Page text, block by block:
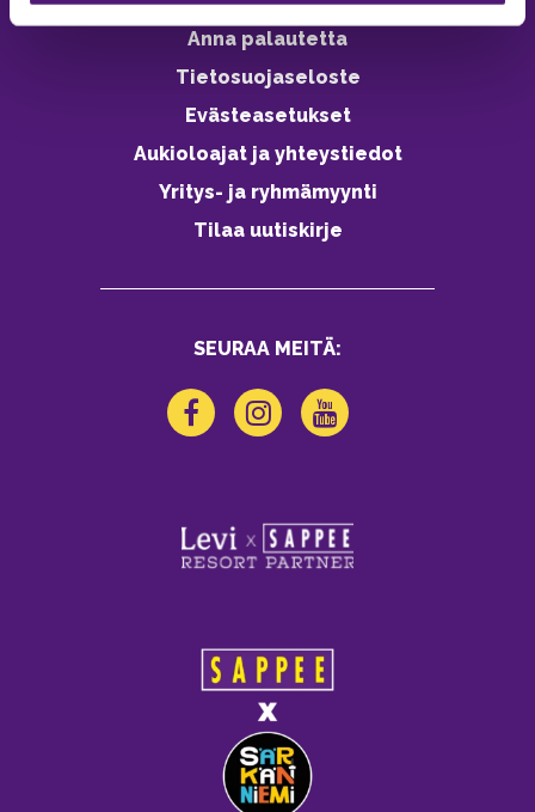
Anna palautetta
Tietosuojaseloste
Evästeasetukset
Aukioloajat ja yhteystiedot
Yritys- ja ryhmämyynti
Tilaa uutiskirje
SEURAA MEITÄ: